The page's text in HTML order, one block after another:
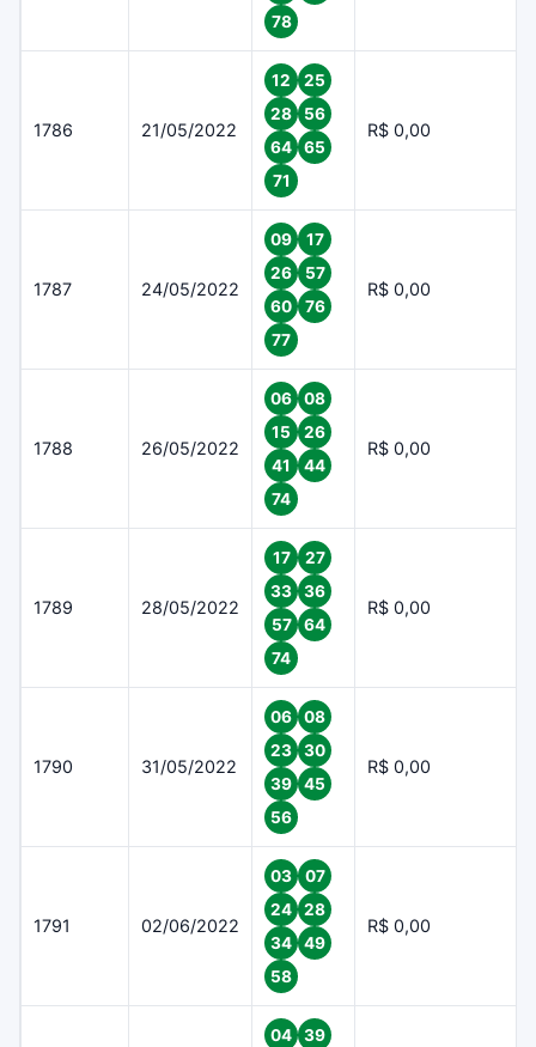
78
1786 21/05/2022
12
25
28
56
64
65
71
R$ 0,00
1787 24/05/2022
09
17
26
57
60
76
77
R$ 0,00
1788 26/05/2022
06
08
15
26
41
44
74
R$ 0,00
1789 28/05/2022
17
27
33
36
57
64
74
R$ 0,00
1790 31/05/2022
06
08
23
30
39
45
56
R$ 0,00
1791 02/06/2022
03
07
24
28
34
49
58
R$ 0,00
04
39